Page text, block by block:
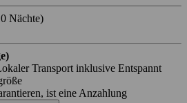
Nächte)
Transport inklusive Entspannt
ist eine Anzahlung